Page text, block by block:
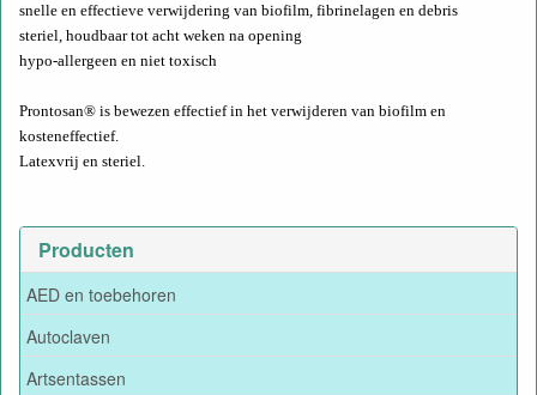
Producten
AED en toebehoren
Autoclaven
Artsentassen
snelle en effectieve verwijdering van biofilm, fibrinelagen en debris
steriel, houdbaar tot acht weken na opening
hypo-allergeen en niet toxisch
Prontosan® is bewezen effectief in het verwijderen van biofilm en
kosteneffectief.
Latexvrij en steriel.